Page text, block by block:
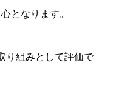
となります。
り組みとして評価で